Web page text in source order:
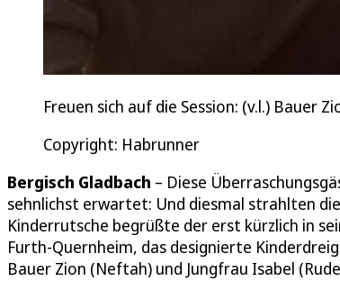
Freuen sich auf die Session: (v.l.) Bauer
Copyright: Habrunner
Bergisch Gladbach – Diese
sehnlichst erwartet: Und diesmal strahlten
Kinderrutsche begrüßte der erst kürzlich in
Furth-Quernheim, das designierte
Bauer Zion (Neftah) und Jungfrau Isabel